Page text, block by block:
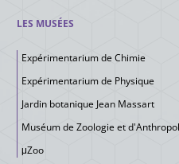
LES MUSÉES
Expérimentarium de Chimie
Expérimentarium de Physique
Jardin botanique Jean Massart
Muséum de Zoologie et
μZoo